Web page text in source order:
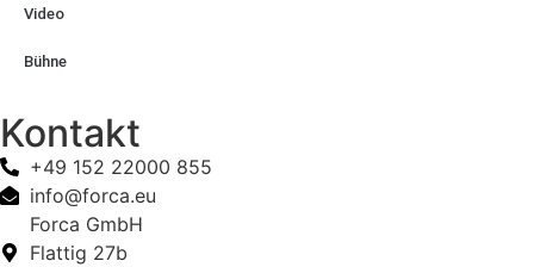
Video
Bühne
Kontakt
+49 152 22000 855
info@forca.eu
Forca GmbH
Flattig 27b